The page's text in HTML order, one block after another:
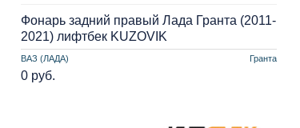
ВАЗ (ЛАДА) Гранта
Фонарь задний правый Лада Гранта (2011-
2021) лифтбек KUZOVIK
0 руб.